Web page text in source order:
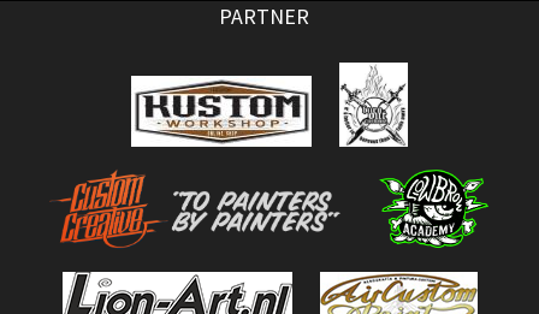
PARTNER